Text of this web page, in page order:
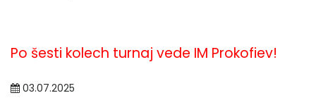
Po šesti kolech turnaj vede IM Prokofiev!
03.07.2025